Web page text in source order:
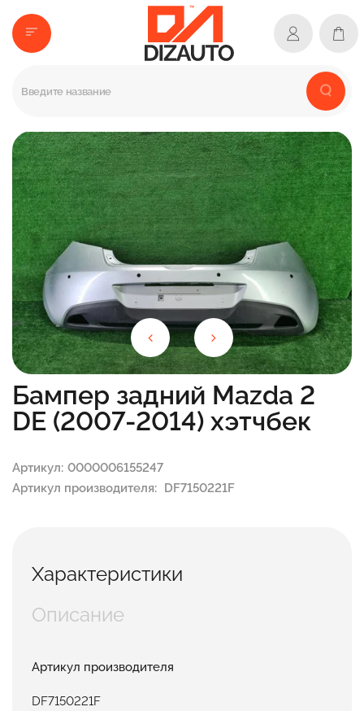
Артикул: 0000006155247
Артикул производителя: DF7150221F
Бампер задний Mazda 2
DE (2007-2014) хэтчбек
Характеристики
Описание
Артикул производителя
DF7150221F